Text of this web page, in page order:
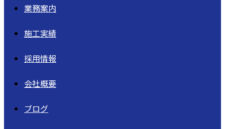
業務案内
施工実績
採用情報
会社概要
ブログ